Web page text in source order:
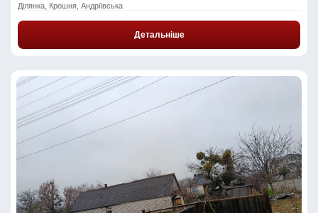
Ділянка, Крошня, Андріївська
Детальніше